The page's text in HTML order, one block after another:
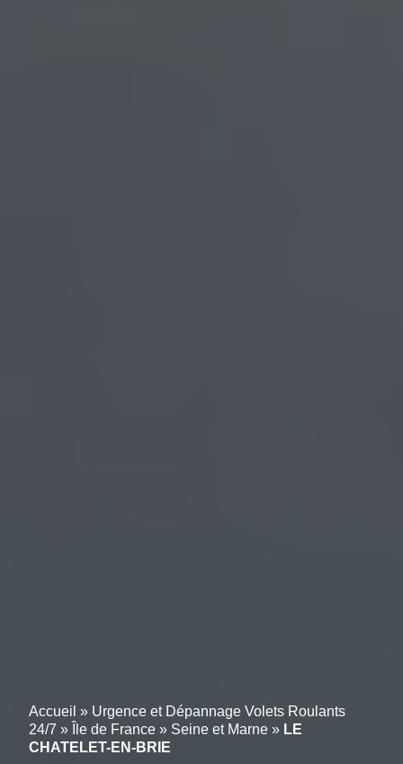
Accueil » Urgence et Dépannage Volets Roulants
24/7 » Île de France » Seine et Marne » LE
CHATELET-EN-BRIE